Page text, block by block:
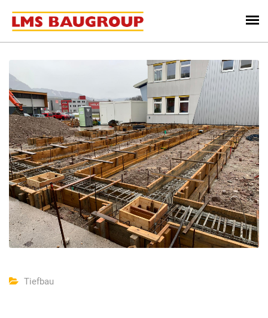
Tiefbau